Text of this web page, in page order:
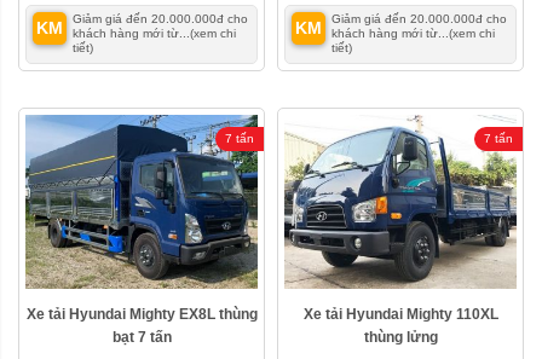
KM
Giảm giá đến 20.000.000đ cho
khách hàng mới từ... (xem chi
tiết)
KM
Giảm giá đến 20.000.000đ cho
khách hàng mới từ... (xem chi
tiết)
7 tấn
Xe tải Hyundai Mighty EX8L thùng
bạt 7 tấn
7 tấn
Xe tải Hyundai Mighty 110XL
thùng lửng